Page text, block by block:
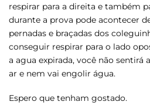
respirar para a direita e também
durante a prova pode acontecer
pernadas e braçadas dos
conseguir respirar para o lado
a agua expirada, você não sentirá
ar e nem vai engolir água.
Espero que tenham gostado.